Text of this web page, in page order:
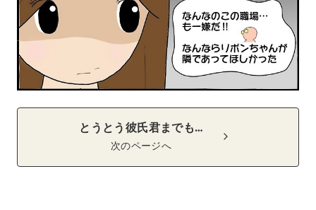
とうとう彼氏君までも…
次のページへ